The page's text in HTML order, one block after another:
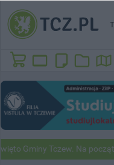
Na początek Shaun